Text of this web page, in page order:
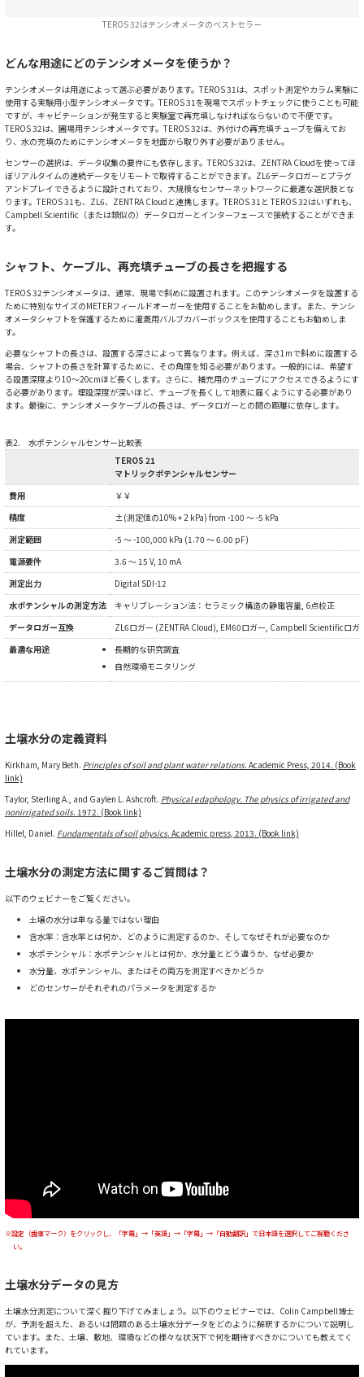
TEROS 32はテンシオメータのベストセラー
どんな用途にどのテンシオメータを使うか？
テンシオメータは用途によって選ぶ必要があります。TEROS 31は、スポット測定やカラム実験に
使用する実験用小型テンシオメータです。TEROS 31を現場でスポットチェックに使うことも可能
ですが、キャビテーションが発生すると実験室で再充填しなければならないので不便です。
TEROS 32は、圃場用テンシオメータです。TEROS 32は、外付けの再充填チューブを備えてお
り、水の充填のためにテンシオメータを地面から取り外す必要がありません。
センサーの選択は、データ収集の要件にも依存します。TEROS 32は、ZENTRA Cloudを使ってほ
ぼリアルタイムの連続データをリモートで取得することができます。ZL6データロガーとプラグ
アンドプレイできるように設計されており、大規模なセンサーネットワークに最適な選択肢とな
ります。TEROS 31も、ZL6、ZENTRA Cloudと連携します。TEROS 31と TEROS 32はいずれも、
Campbell Scientific（または類似の）データロガーとインターフェースで接続することができま
す。
シャフト、ケーブル、再充填チューブの長さを把握する
TEROS 32テンシオメータは、通常、現場で斜めに設置されます。このテンシオメータを設置する
ために特別なサイズのMETERフィールドオーガーを使用することをお勧めします。また、テンシ
オメータシャフトを保護するために灌漑用バルブカバーボックスを使用することもお勧めしま
す。
必要なシャフトの長さは、設置する深さによって異なります。例えば、深さ1mで斜めに設置する
場合、シャフトの長さを計算するために、その角度を知る必要があります。一般的には、希望す
る設置深度より10～20cmほど長くします。さらに、補充用のチューブにアクセスできるようにす
る必要があります。埋設深度が深いほど、チューブを長くして地表に届くようにする必要があり
ます。最後に、テンシオメータケーブルの長さは、データロガーとの間の距離に依存します。
表2. 水ポテンシャルセンサー比較表
TEROS 21
マトリックポテンシャルセンサー
費用
￥￥
精度
±(測定値の10% + 2 kPa) from -100 ～ -5 kPa
測定範囲
-5 ～ -100,000 kPa (1.70 ～ 6.00 pF)
電源要件
3.6 ～ 15 V, 10 mA
測定出力
Digital SDI-12
水ポテンシャルの測定方法
キャリブレーション法：セラミック構造の静電容量, 6点校正
データロガー互換
ZL6ロガー (ZENTRA Cloud), EM60ロガー, Campbell Scientificロガ
最適な用途
長期的な研究調査
自然環境モニタリング
土壌水分の定義資料
Kirkham, Mary Beth. Principles of soil and plant water relations. Academic Press, 2014. (Book
link)
Taylor, Sterling A., and Gaylen L. Ashcroft. Physical edaphology. The physics of irrigated and
nonirrigated soils. 1972. (Book link)
Hillel, Daniel. Fundamentals of soil physics. Academic press, 2013. (Book link)
土壌水分の測定方法に関するご質問は？
以下のウェビナーをご覧ください。
土壌の水分は単なる量ではない理由
含水率：含水率とは何か、どのように測定するのか、そしてなぜそれが必要なのか
水ポテンシャル：水ポテンシャルとは何か、水分量とどう違うか、なぜ必要か
水分量、水ポテンシャル、またはその両方を測定すべきかどうか
どのセンサーがそれぞれのパラメータを測定するか
※設定（歯車マーク）をクリックし、「字幕」→「英語」→「字幕」→「自動翻訳」で日本語を選択してご視聴くださ
い。
土壌水分データの見方
土壌水分測定について深く掘り下げてみましょう。以下のウェビナーでは、Colin Campbell博士
が、予測を超えた、あるいは問題のある土壌水分データをどのように解釈するかについて説明し
ています。また、土壌、敷地、環境などの様々な状況下で何を期待すべきかについても教えてく
れています。